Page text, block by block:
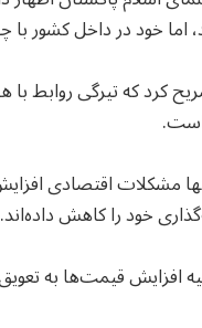
اما خود در داخل کشور
کرد که تیرگی روابط با
مشکلات اقتصادی
خود را کاهش داده‌اند.
قیمت‌ها به